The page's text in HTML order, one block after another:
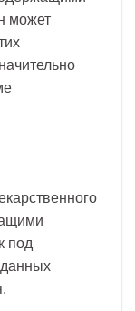
может
под